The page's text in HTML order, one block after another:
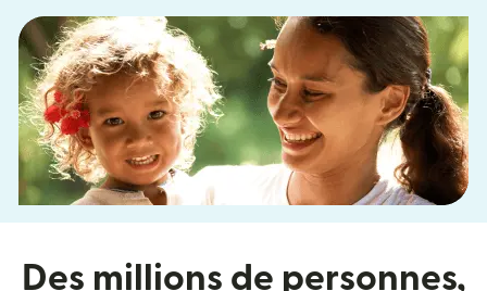
Des millions de personnes,